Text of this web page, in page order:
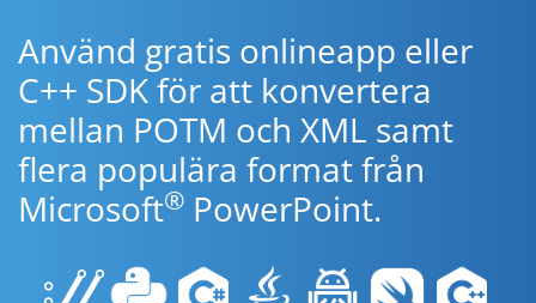
Använd gratis onlineapp eller
C++ SDK för att konvertera
mellan POTM och XML samt
flera populära format från
Microsoft® PowerPoint.